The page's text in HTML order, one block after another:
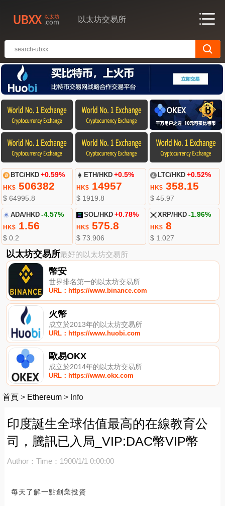
以太坊交易所
BTC/HKD +0.59%
HK$506382
$ 64995.8
ETH/HKD +0.5%
HK$ 14957
$ 1919.8
LTC/HKD +0.52%
HK$358.15
$ 45.97
ADA/HKD -4.57%
HK$1.56
$ 0.2
SOL/HKD +0.78%
HK$ 575.8
$ 73.906
XRP/HKD -1.96%
HK$8
$ 1.027
以太坊交易所最好的以太坊交易所
幣安
世界排名第一的以太坊交易所
URL：https://www.binance.com
火幣
成立於2013年的以太坊交易所
URL：https://www.huobi.com
歐易OKX
成立於2014年的以太坊交易所
URL：https://www.okx.com
首頁 > Ethereum > Info
印度誕生全球估值最高的在線教育公
司，騰訊已入局_VIP:DAC幣VIP幣
Author： Time：1900/1/1 0:00:00
每天了解一點創業投資